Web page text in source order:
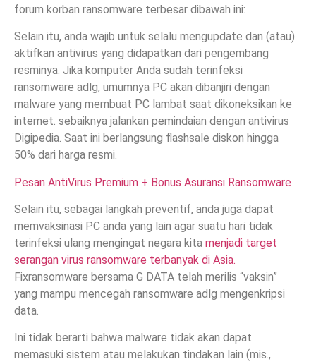
forum korban ransomware terbesar dibawah ini:
Selain itu, anda wajib untuk selalu mengupdate dan (atau)
aktifkan antivirus yang didapatkan dari pengembang
resminya. Jika komputer Anda sudah terinfeksi
ransomware adlg, umumnya PC akan dibanjiri dengan
malware yang membuat PC lambat saat dikoneksikan ke
internet. sebaiknya jalankan pemindaian dengan antivirus
Digipedia. Saat ini berlangsung flashsale diskon hingga
50% dari harga resmi.
Pesan AntiVirus Premium + Bonus Asuransi Ransomware
Selain itu, sebagai langkah preventif, anda juga dapat
memvaksinasi PC anda yang lain agar suatu hari tidak
terinfeksi ulang mengingat negara kita menjadi target
serangan virus ransomware terbanyak di Asia.
Fixransomware bersama G DATA telah merilis “vaksin”
yang mampu mencegah ransomware adlg mengenkripsi
data.
Ini tidak berarti bahwa malware tidak akan dapat
memasuki sistem atau melakukan tindakan lain (mis.,